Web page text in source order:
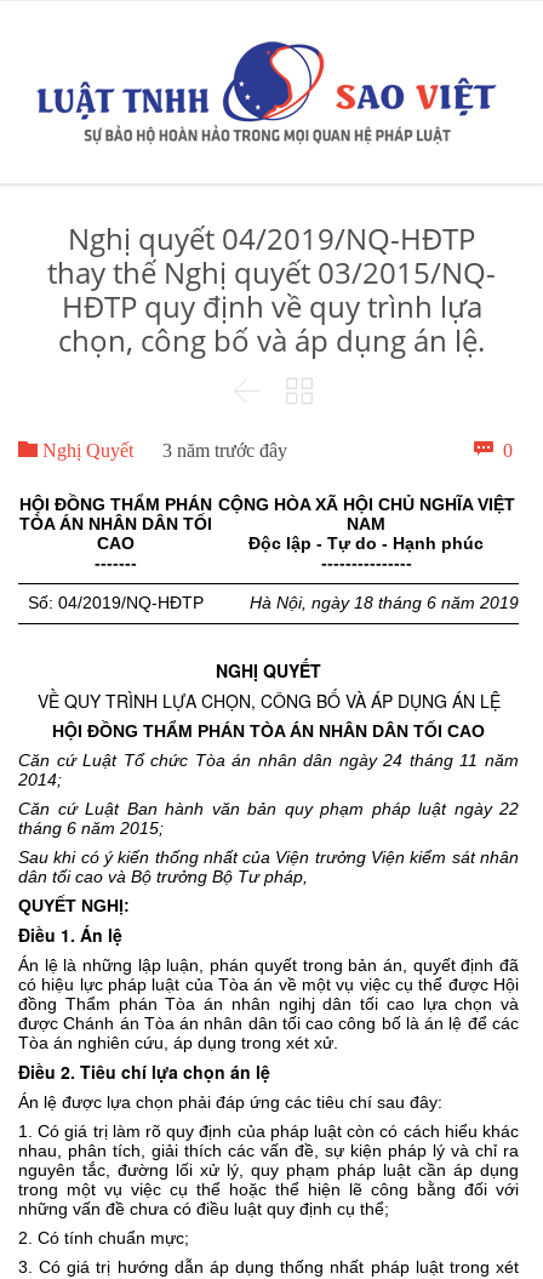
Nghị quyết 04/2019/NQ-HĐTP
thay thế Nghị quyết 03/2015/NQ-
HĐTP quy định về quy trình lựa
chọn, công bố và áp dụng án lệ.
 
 Nghị Quyết 3 năm trước đây  0
HỘI ĐỒNG THẨM PHÁN
TÒA ÁN NHÂN DÂN TỐI
CAO
-------
CỘNG HÒA XÃ HỘI CHỦ NGHĨA VIỆT
NAM
Độc lập - Tự do - Hạnh phúc
---------------
Số: 04/2019/NQ-HĐTP Hà Nội, ngày 18 tháng 6 năm 2019
NGHỊ QUYẾT
VỀ QUY TRÌNH LỰA CHỌN, CÔNG BỐ VÀ ÁP DỤNG ÁN LỆ
HỘI ĐỒNG THẨM PHÁN TÒA ÁN NHÂN DÂN TỐI CAO
Căn cứ Luật Tổ chức Tòa án nhân dân ngày 24 tháng 11 năm
2014;
Căn cứ Luật Ban hành văn bản quy phạm pháp luật ngày 22
tháng 6 năm 2015;
Sau khi có ý kiến thống nhất của Viện trưởng Viện kiểm sát nhân
dân tối cao và Bộ trưởng Bộ Tư pháp,
QUYẾT NGHỊ:
Điều 1. Án lệ
Án lệ là những lập luận, phán quyết trong bản án, quyết định đã
có hiệu lực pháp luật của Tòa án về một vụ việc cụ thể được Hội
đồng Thẩm phán Tòa án nhân ngihj dân tối cao lựa chọn và
được Chánh án Tòa án nhân dân tối cao công bố là án lệ để các
Tòa án nghiên cứu, áp dụng trong xét xử.
Điều 2. Tiêu chí lựa chọn án lệ
Án lệ được lựa chọn phải đáp ứng các tiêu chí sau đây:
1. Có giá trị làm rõ quy định của pháp luật còn có cách hiểu khác
nhau, phân tích, giải thích các vấn đề, sự kiện pháp lý và chỉ ra
nguyên tắc, đường lối xử lý, quy phạm pháp luật cần áp dụng
trong một vụ việc cụ thể hoặc thể hiện lẽ công bằng đối với
những vấn đề chưa có điều luật quy định cụ thể;
2. Có tính chuẩn mực;
3. Có giá trị hướng dẫn áp dụng thống nhất pháp luật trong xét